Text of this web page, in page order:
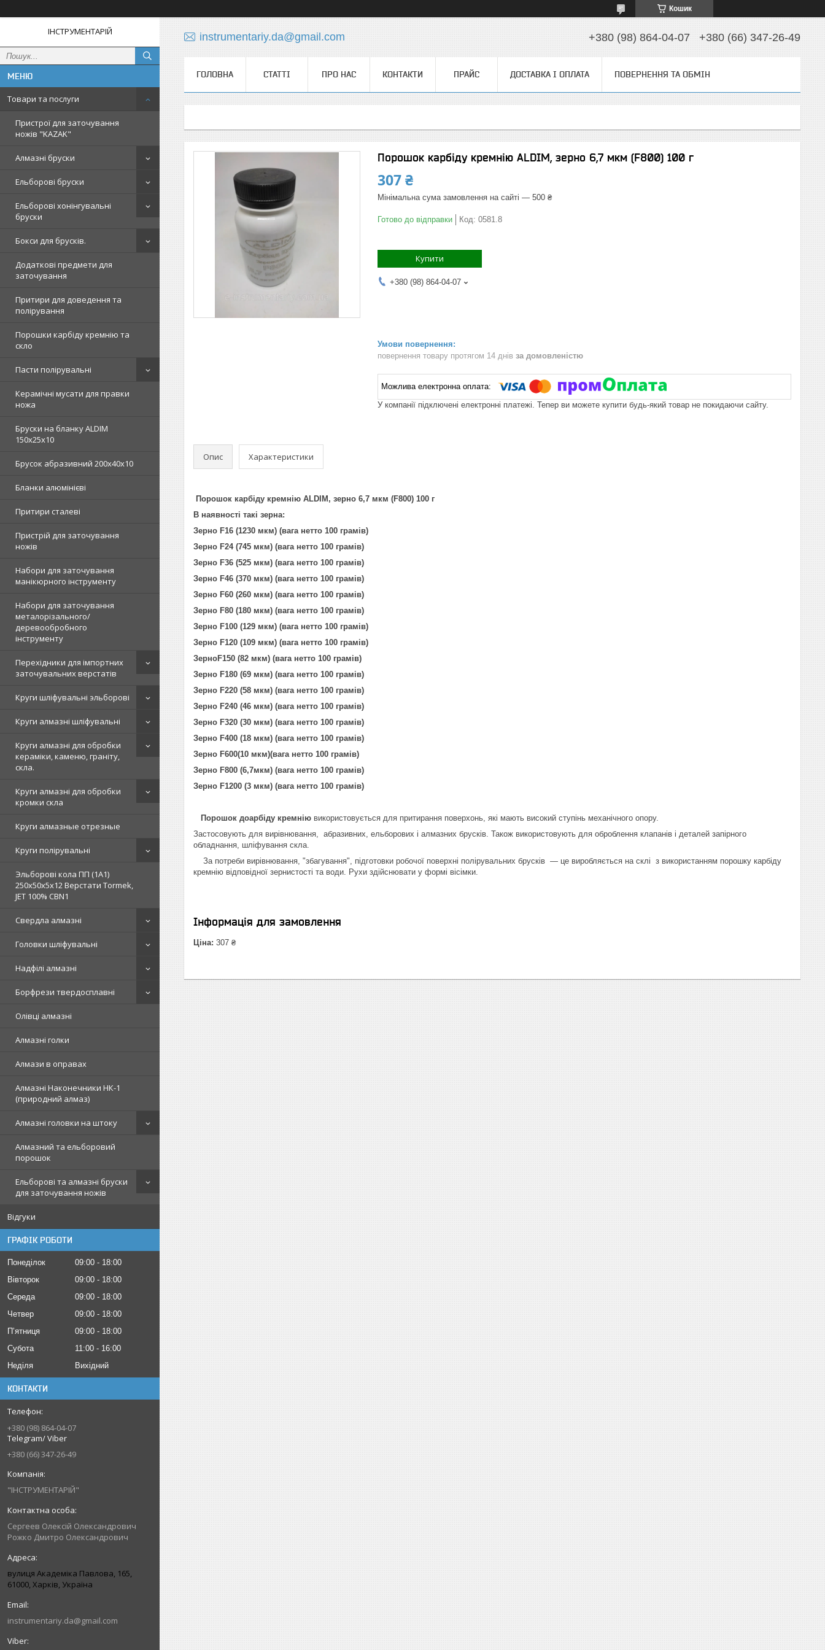
Кошик
ІНСТРУМЕНТАРІЙ
Товари та послуги
Пристрої для заточування
ножів "KAZAK"
Алмазні бруски
Ельборові бруски
Ельборові хонінгувальні
бруски
Бокси для брусків.
Додаткові предмети для
заточування
Притири для доведення та
полірування
Порошки карбіду кремнію та
скло
Пасти полірувальні
Керамічні мусати для правки
ножа
Бруски на бланку ALDIM
150х25х10
Брусок абразивний 200х40х10
Бланки алюмінієві
Притири сталеві
Пристрій для заточування
ножів
Набори для заточування
манікюрного інструменту
Набори для заточування
металорізального/
деревообробного
інструменту
Перехідники для імпортних
заточувальних верстатів
Круги шліфувальні эльборові
Круги алмазні шліфувальні
Круги алмазні для обробки
кераміки, каменю, граніту,
скла.
Круги алмазні для обробки
кромки скла
Круги алмазные отрезные
Круги полірувальні
Эльборові кола ПП (1А1)
250х50х5х12 Верстати Tormek,
JET 100% СВN1
Свердла алмазні
Головки шліфувальні
Надфілі алмазні
Борфрези твердосплавні
Олівці алмазні
Алмазні голки
Алмази в оправах
Алмазні Наконечники НК-1
(природний алмаз)
Алмазні головки на штоку
Алмазний та ельборовий
порошок
Ельборові та алмазні бруски
для заточування ножів
Відгуки
ГРАФІК РОБОТИ
Понеділок 09:00
18:00
Вівторок
09:00
18:00
Середа
09:00
18:00
Четвер
09:00
18:00
Пʼятниця
09:00
18:00
Субота
11:00
16:00
Неділя
Вихідний
КОНТАКТИ
+380 (98) 864-04-07
Telegram/ Viber
+380 (66) 347-26-49
"ІНСТРУМЕНТАРІЙ"
Сергеев Олексій Олександрович
Рожко Дмитро Олександрович
вулиця Академіка Павлова, 165,
61000, Харків, Україна
instrumentariy.da@gmail.com
instrumentariy.da@gmail.com +380 (98) 864-04-07 +380 (66) 347-26-49
ГОЛОВНА СТАТТІ ПРО НАС КОНТАКТИ ПРАЙС ДОСТАВКА І ОПЛАТА ПОВЕРНЕННЯ ТА ОБМІН
Порошок карбіду кремнію ALDIM, зерно 6,7 мкм (F800) 100 г
307 ₴
Мінімальна сума замовлення на сайті — 500 ₴
Готово до відправки Код: 0581.8
Купити
+380 (98) 864-04-07
повернення товару протягом 14 днів за домовленістю
У компанії підключені електронні платежі. Тепер ви можете купити будь-який товар не покидаючи сайту.
Опис Характеристики
Порошок карбіду кремнію ALDIM, зерно 6,7 мкм (F800) 100 г
В наявності такі зерна:
Зерно F16 (1230 мкм) (вага нетто 100 грамів)
Зерно F24 (745 мкм) (вага нетто 100 грамів)
Зерно F36 (525 мкм) (вага нетто 100 грамів)
Зерно F46 (370 мкм) (вага нетто 100 грамів)
Зерно F60 (260 мкм) (вага нетто 100 грамів)
Зерно F80 (180 мкм) (вага нетто 100 грамів)
Зерно F100 (129 мкм) (вага нетто 100 грамів)
Зерно F120 (109 мкм) (вага нетто 100 грамів)
ЗерноF150 (82 мкм) (вага нетто 100 грамів)
Зерно F180 (69 мкм) (вага нетто 100 грамів)
Зерно F220 (58 мкм) (вага нетто 100 грамів)
Зерно F240 (46 мкм) (вага нетто 100 грамів)
Зерно F320 (30 мкм) (вага нетто 100 грамів)
Зерно F400 (18 мкм) (вага нетто 100 грамів)
Зерно F600(10 мкм)(вага нетто 100 грамів)
Зерно F800 (6,7мкм) (вага нетто 100 грамів)
Зерно F1200 (3 мкм) (вага нетто 100 грамів)
Порошок доарбіду кремнію використовується для притирання поверхонь, які мають високий ступінь механічного опору.
Застосовують для вирівнювання, абразивних, ельборових і алмазних брусків. Також використовують для оброблення клапанів і деталей запірного
обладнання, шліфування скла.
За потреби вирівнювання, "збагування", підготовки робочої поверхні полірувальних брусків — це виробляється на склі з використанням порошку карбіду
кремнію відповідної зернистості та води. Рухи здійснювати у формі вісімки.
Інформація для замовлення
Ціна: 307 ₴